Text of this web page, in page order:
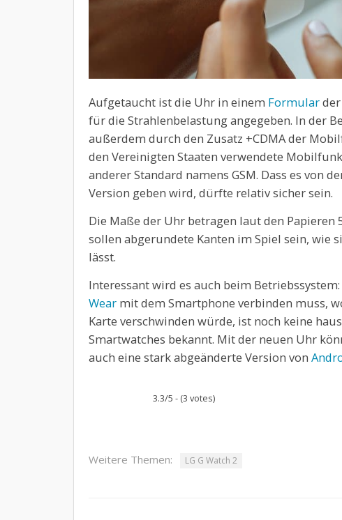
Aufgetaucht ist die Uhr in einem Formular
für die Strahlenbelastung angegeben. In der
außerdem durch den Zusatz +CDMA der
den Vereinigten Staaten verwendete
anderer Standard namens GSM. Dass es von
Version geben wird, dürfte relativ sicher sein.
Die Maße der Uhr betragen laut den Papieren
sollen abgerundete Kanten im Spiel sein, wie
lässt.
Interessant wird es auch beim
Wear mit dem Smartphone verbinden muss,
Karte verschwinden würde, ist noch keine
Smartwatches bekannt. Mit der neuen Uhr
auch eine stark abgeänderte Version von
3.3/5 - (3 votes)
Weitere Themen: LG G Watch 2